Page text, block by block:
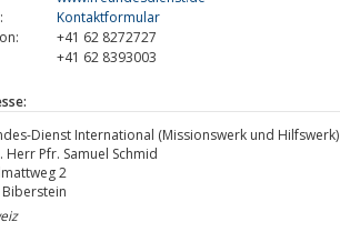
Kontaktformular
+41 62 8272727
+41 62 8393003
Dienst International (Missionswerk und Hilfswerk)
Herr Pfr. Samuel Schmid
2
Biberstein